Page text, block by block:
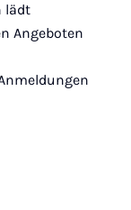
lädt
Angeboten